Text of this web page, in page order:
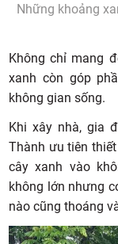
Những khoảng
Không chỉ mang
xanh còn góp
không gian sống.
Khi xây nhà, gia
Thành ưu tiên
cây xanh vào
không lớn nhưng
nào cũng thoáng